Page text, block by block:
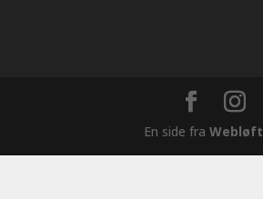
En side fraWebløft